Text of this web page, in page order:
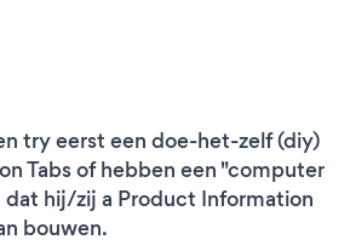
try eerst een doe-het-zelf (diy)
Tabs of hebben een "computer
hij/zij a Product Information
bouwen.